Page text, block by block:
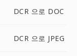
DCR 으로 DOC
DCR 으로 JPEG